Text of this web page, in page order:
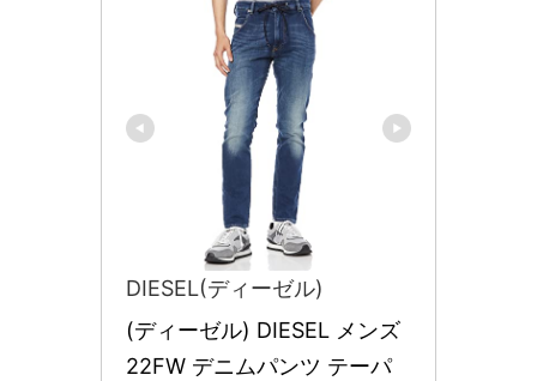
DIESEL(ディーゼル)
(ディーゼル) DIESEL メンズ
22FW デニムパンツ テーパ